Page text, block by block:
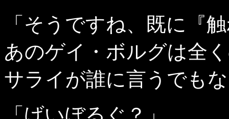
「そうですね、既に『
あのゲイ・ボルグは全
サライが誰に言うでも